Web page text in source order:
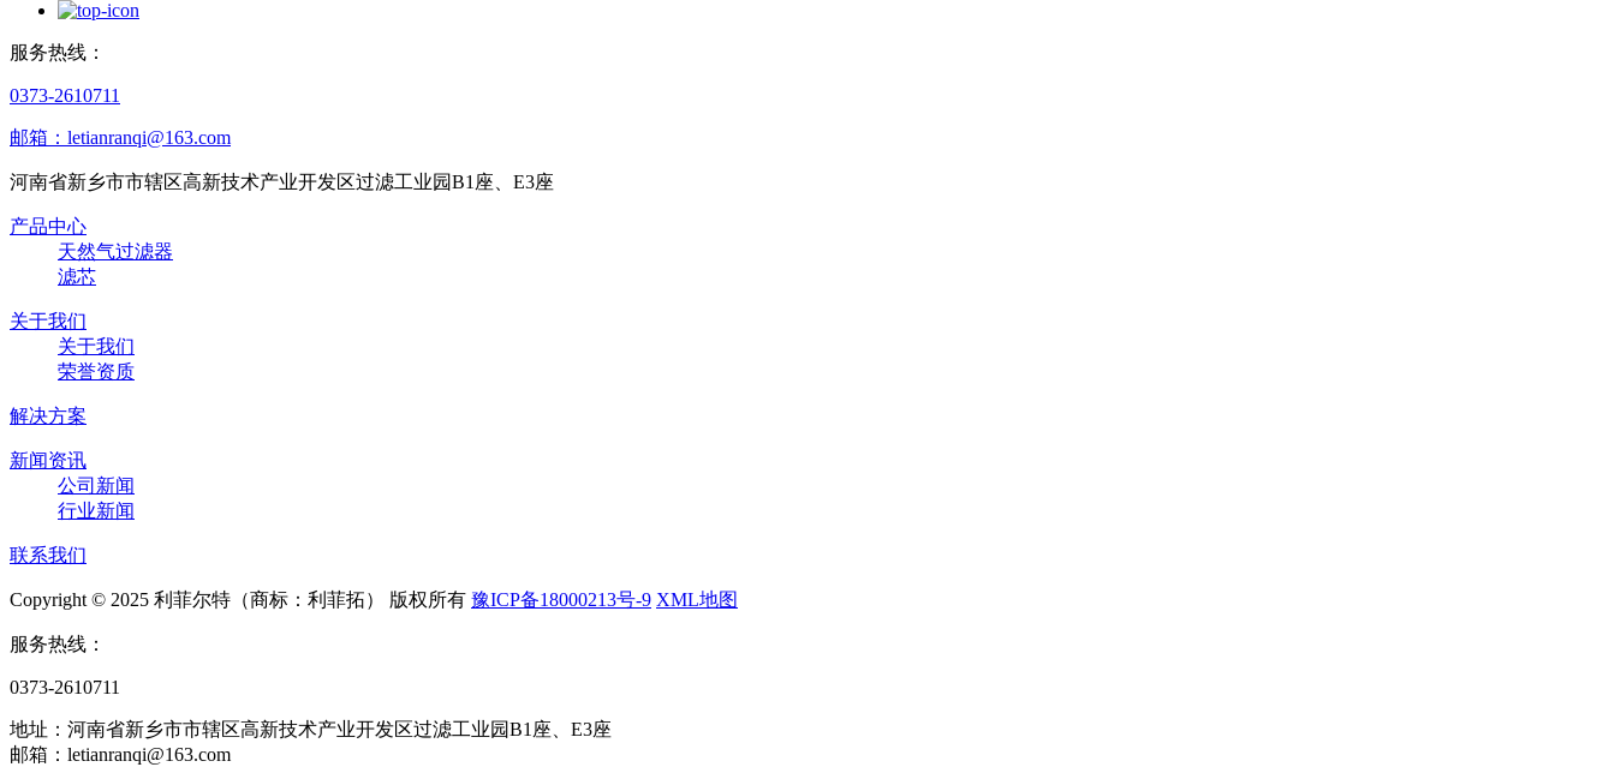
服务热线：
0373-2610711
邮箱：letianranqi@163.com
河南省新乡市市辖区高新技术产业开发区过滤工业园B1座、E3座
产品中心
天然气过滤器
滤芯
关于我们
关于我们
荣誉资质
解决方案
新闻资讯
公司新闻
行业新闻
联系我们
Copyright © 2025 利菲尔特（商标：利菲拓） 版权所有 豫ICP备18000213号-9 XML地图
服务热线：
0373-2610711
地址：河南省新乡市市辖区高新技术产业开发区过滤工业园B1座、E3座
邮箱：letianranqi@163.com